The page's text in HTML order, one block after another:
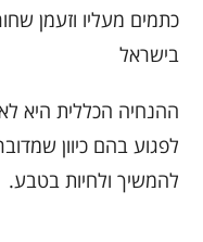
כתמים מעליו וזעמן
בישראל
ההנחיה הכללית היא
לפגוע בהם כיוון
להמשיך ולחיות בטבע.